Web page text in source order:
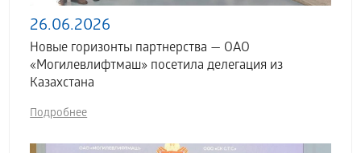
26.06.2026
Новые горизонты партнерства — ОАО
«Могилевлифтмаш» посетила делегация из
Казахстана
Подробнее